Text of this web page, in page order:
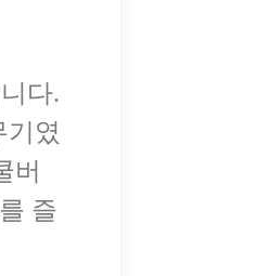
다.
기였
버
즐